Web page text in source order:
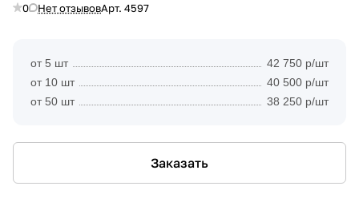
0 Нет отзывовАрт. 4597
от 5 шт
42 750 р/шт
от 10 шт
40 500 р/шт
от 50 шт
38 250 р/шт
Заказать